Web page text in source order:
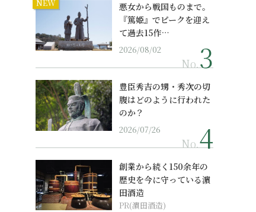
NEW
悪女から戦国ものまで。
『篤姫』でピークを迎え
て過去15作…
2026/08/02
No.
豊臣秀吉の甥・秀次の切
腹はどのように行われた
のか？
2026/07/26
No.
創業から続く150余年の
歴史を今に守っている濵
田酒造
PR(濵田酒造)